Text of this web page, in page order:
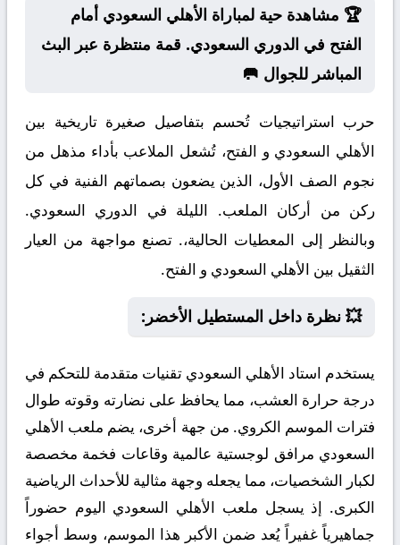
🏆 مشاهدة حية لمباراة الأهلي السعودي أمام
الفتح في الدوري السعودي. قمة منتظرة عبر البث
المباشر للجوال 🥅
حرب استراتيجيات تُحسم بتفاصيل صغيرة تاريخية بين
الأهلي السعودي و الفتح، تُشعل الملاعب بأداء مذهل من
نجوم الصف الأول، الذين يضعون بصماتهم الفنية في كل
ركن من أركان الملعب. الليلة في الدوري السعودي.
وبالنظر إلى المعطيات الحالية،. تصنع مواجهة من العيار
الثقيل بين الأهلي السعودي و الفتح.
💥 نظرة داخل المستطيل الأخضر:
يستخدم استاد الأهلي السعودي تقنيات متقدمة للتحكم في
درجة حرارة العشب، مما يحافظ على نضارته وقوته طوال
فترات الموسم الكروي. من جهة أخرى، يضم ملعب الأهلي
السعودي مرافق لوجستية عالمية وقاعات فخمة مخصصة
لكبار الشخصيات، مما يجعله وجهة مثالية للأحداث الرياضية
الكبرى. إذ يسجل ملعب الأهلي السعودي اليوم حضوراً
جماهيرياً غفيراً يُعد ضمن الأكبر هذا الموسم، وسط أجواء